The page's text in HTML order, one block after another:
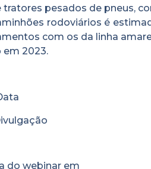
pesados de pneus,
rodoviários é
com os da linha
em 2023.
do webinar em